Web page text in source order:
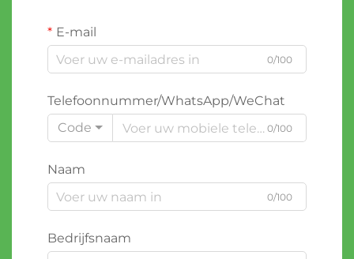
E-mail
0/100
Telefoonnummer/WhatsApp/WeChat
Code
0/100
Naam
0/100
Bedrijfsnaam